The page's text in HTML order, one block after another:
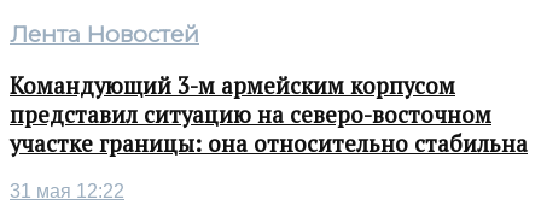
Лента Новостей
Командующий 3-м армейским корпусом
представил ситуацию на северо-восточном
участке границы: она относительно стабильна
31 мая 12:22